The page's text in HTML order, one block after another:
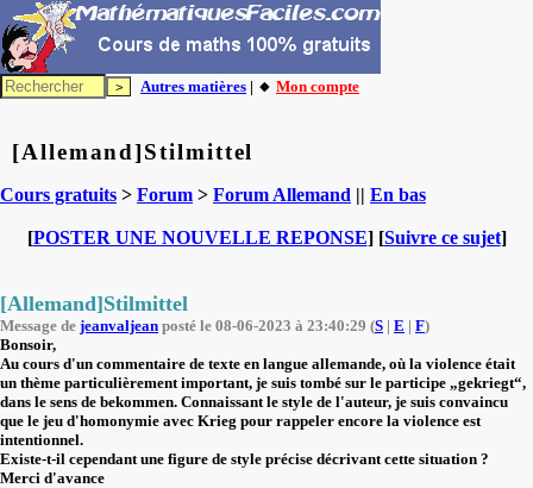
Autres matières | 🔸 Mon compte
[Allemand]Stilmittel
Cours gratuits > Forum > Forum Allemand || En bas
[POSTER UNE NOUVELLE REPONSE] [Suivre ce sujet]
[Allemand]Stilmittel
Message de jeanvaljean posté le 08-06-2023 à 23:40:29 (S | E | F)
Bonsoir,
Au cours d'un commentaire de texte en langue allemande, où la violence était
un thème particulièrement important, je suis tombé sur le participe „gekriegt“,
dans le sens de bekommen. Connaissant le style de l'auteur, je suis convaincu
que le jeu d'homonymie avec Krieg pour rappeler encore la violence est
intentionnel.
Existe-t-il cependant une figure de style précise décrivant cette situation ?
Merci d'avance